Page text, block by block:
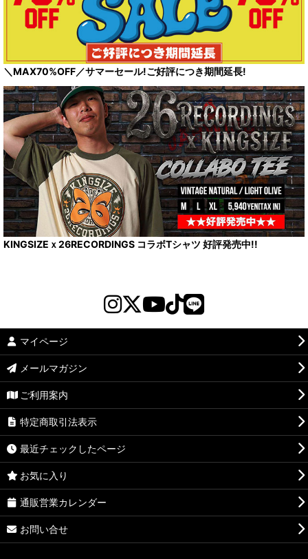
＼MAX70%OFF／サマーセール!ご好評につき期間延長!
KINGSIZEｘ26RECORDINGS コラボTシャツ 好評発売中!!
マイページ
メールマガジン
ご利用案内
特定商取引法表示
最近チェックしたページ
お気に入り
通販営業カレンダー
お問い合せ